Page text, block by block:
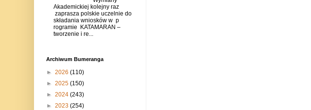
Akademickiej kolejny raz
zaprasza polskie uczelnie do
składania wniosków w p
rogramie KATAMARAN –
tworzenie i re...
Archiwum Bumeranga
► 2026 (110)
► 2025 (150)
► 2024 (243)
► 2023 (254)